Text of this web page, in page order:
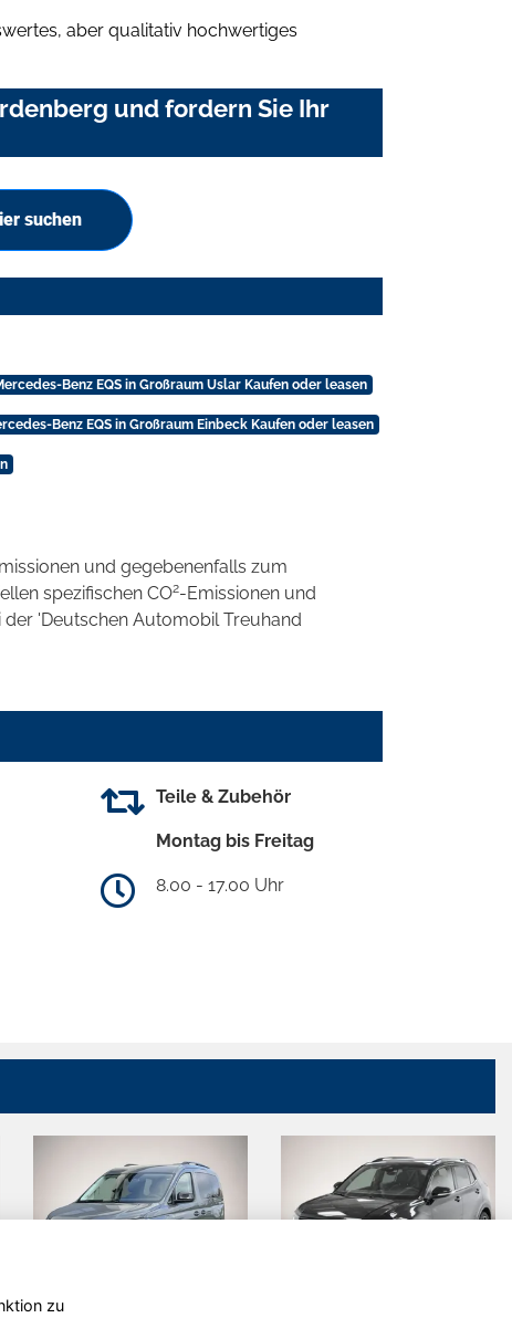
aber qualitativ hochwertiges
und fordern Sie Ihr
suchen
Benz EQS in Großraum Uslar Kaufen oder leasen
Benz EQS in Großraum Einbeck Kaufen oder leasen
und gegebenenfalls zum
spezifischen CO2-Emissionen und
'Deutschen Automobil Treuhand
Teile & Zubehör
Montag bis Freitag
8.00 - 17.00 Uhr
zu